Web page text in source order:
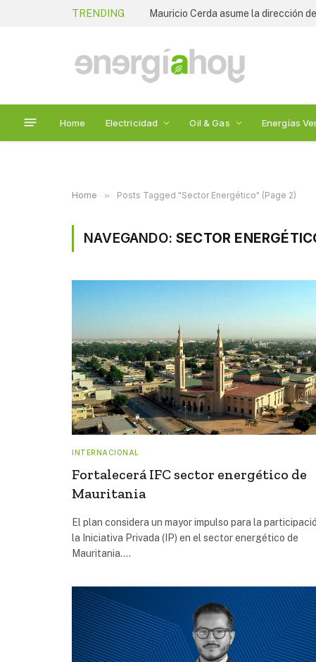
TRENDING Mauricio Cerda asume la dirección
Home Electricidad Oil & Gas Energías
Home » Posts Tagged "Sector Energético" (Page 2)
NAVEGANDO:SECTOR
INTERNACIONAL
Fortalecerá IFC sector energético de
Mauritania
El plan considera un mayor impulso para la
la Iniciativa Privada (IP) en el sector energético de
Mauritania.…